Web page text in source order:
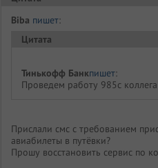
Biba пишет:
Цитата
Тинькофф Банкпишет:
Проведем работу 985с
Прислали смс с требованием
авиабилеты в путёвки?
Прошу восстановить сервис по